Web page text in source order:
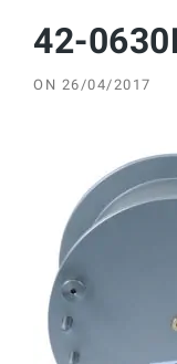
42-
ON 26/04/2017